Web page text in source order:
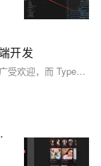
开发
Vue.js 以其简洁的语法和灵活的架构在前端开发中广受欢迎，而 TypeScript 作为一种静态类型语言，为 JavaScript 提供了强大的类型系统和编译时检查。将 Vue.js 与 TypeScript 结合使用，不仅可以提升代码的可维护性和可扩展性，还能减少运行时错误，提高开发效率。本文将介绍如何在 Vue.js 项目中使用 TypeScript，并通过一些代码示例展示其强大功能。
程-商业应用级实战开发-优雅草央千澈